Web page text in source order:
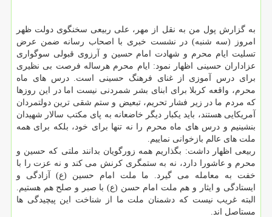
به گزارش پول من به نقل از مهر، علی ربیعی سخنگوی دولت ظهر
امروز (سه شنبه) در نشست خبری با اصحاب رسانه ضمن عرض
تسلیت ایام محرم و شهادت امام حسین و آرزوی قبولی سوگواری
عزاداران حسینی اظهار نمود: ایام محرم هرساله فرصت بی نظیری
برای درس آموزی از غنای فرهنگ حسینی است. درس های ماه
محرم، واقعه کربلا برای ابنای بشر شمردنی نیست اما در این روزها
که مردم ما در زیر فشار تحریم، تبعیض و ستم شقی ترین دولتمردان
آمریکایی هستند، باید یکبار دیگر خاضعانه به پای مکتب سالار شهیدان
بنشینیم و درس های ماه محرم را نه تنها برای خود، بلکه برای همه
ملت های عالم بازخوانی نماییم.
ربیعی اظهار داشت: بگذاریم همه زورگویان بدانند ملتی که حسین و
محرم و عاشورا دارد، نه به ستمگری کرنش می کند و نه عزت را با
خفت به معامله می گیرد. ما ملت امام حسین (ع) آزادگی و
ایستادگی و ایثار و هم ملت امام حسن (ع) با صبر و صلح هم هستیم.
البته غریب نیست که دشمنان ملت ما از شناخت این پیچیدگی ها
مستاصل اند.